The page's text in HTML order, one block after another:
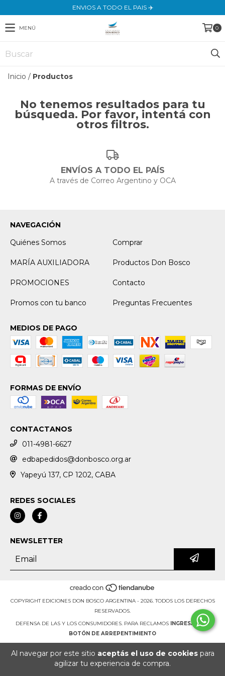
Al navegar por este sitio aceptás el uso de cookiespara
agilizar tu experiencia de compra.
ENVIOS A TODO EL PAIS ✈️
MENÚ 0
Inicio / Productos
No tenemos resultados para tu
búsqueda. Por favor, intentá con
otros filtros.
ENVÍOS A TODO EL PAÍS
A través de Correo Argentino y OCA
NAVEGACIÓN
Quiénes Somos
Comprar
MARÍA AUXILIADORA Productos Don Bosco
PROMOCIONES Contacto
Promos con tu banco Preguntas Frecuentes
MEDIOS DE PAGO
FORMAS DE ENVÍO
CONTACTANOS
011-4981-6627
edbapedidos@donbosco.org.ar
Yapeyú 137, CP 1202, CABA
REDES SOCIALES
NEWSLETTER
COPYRIGHT EDICIONES DON BOSCO ARGENTINA - 2026. TODOS LOS DERECHOS
RESERVADOS.
DEFENSA DE LAS Y LOS CONSUMIDORES. PARA RECLAMOS
INGRESÁ ACÁ.
BOTÓN DE ARREPENTIMIENTO